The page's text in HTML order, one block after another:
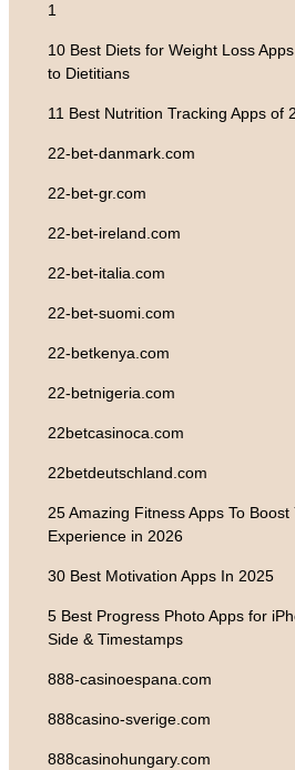
1
10 Best Diets for Weight Loss
to Dietitians
11 Best Nutrition Tracking Apps of
22-bet-danmark.com
22-bet-gr.com
22-bet-ireland.com
22-bet-italia.com
22-bet-suomi.com
22-betkenya.com
22-betnigeria.com
22betcasinoca.com
22betdeutschland.com
25 Amazing Fitness Apps To Boost
Experience in 2026
30 Best Motivation Apps In 2025
5 Best Progress Photo Apps for
Side & Timestamps
888-casinoespana.com
888casino-sverige.com
888casinohungary.com